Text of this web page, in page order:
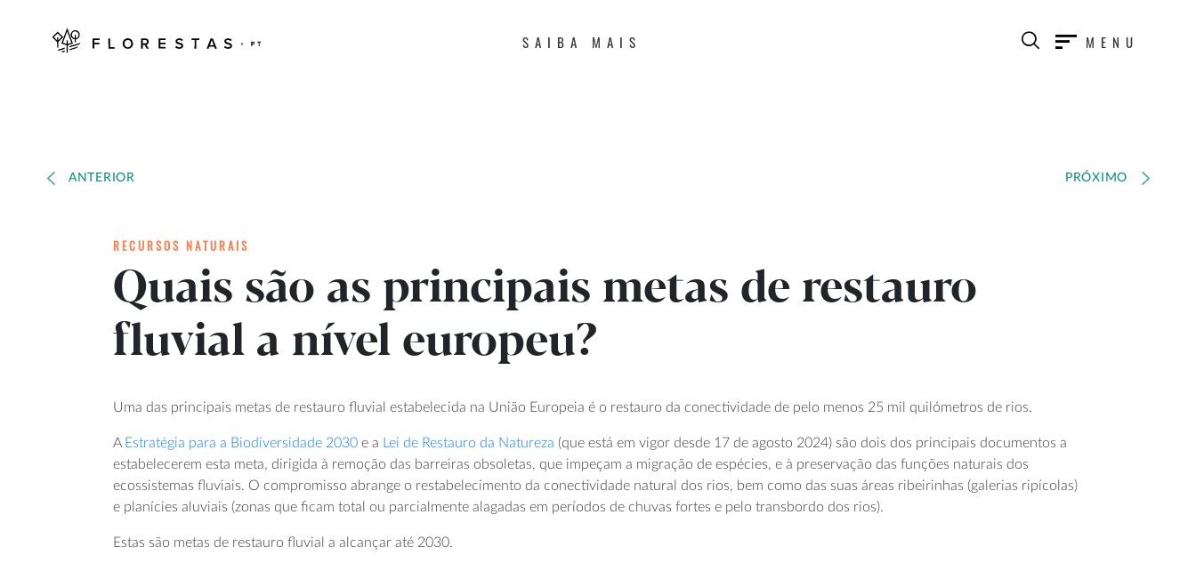
SAIBA MAIS MENU
ANTERIOR PRÓXIMO
RECURSOS NATURAIS
Quais são as principais metas de restauro
fluvial a nível europeu?
Uma das principais metas de restauro fluvial estabelecida na União Europeia é o restauro da conectividade de pelo menos 25 mil quilómetros de rios.
A Estratégia para a Biodiversidade 2030 e a Lei de Restauro da Natureza (que está em vigor desde 17 de agosto 2024) são dois dos principais documentos a
estabelecerem esta meta, dirigida à remoção das barreiras obsoletas, que impeçam a migração de espécies, e à preservação das funções naturais dos
ecossistemas fluviais. O compromisso abrange o restabelecimento da conectividade natural dos rios, bem como das suas áreas ribeirinhas (galerias ripícolas)
e planícies aluviais (zonas que ficam total ou parcialmente alagadas em períodos de chuvas fortes e pelo transbordo dos rios).
Estas são metas de restauro fluvial a alcançar até 2030.